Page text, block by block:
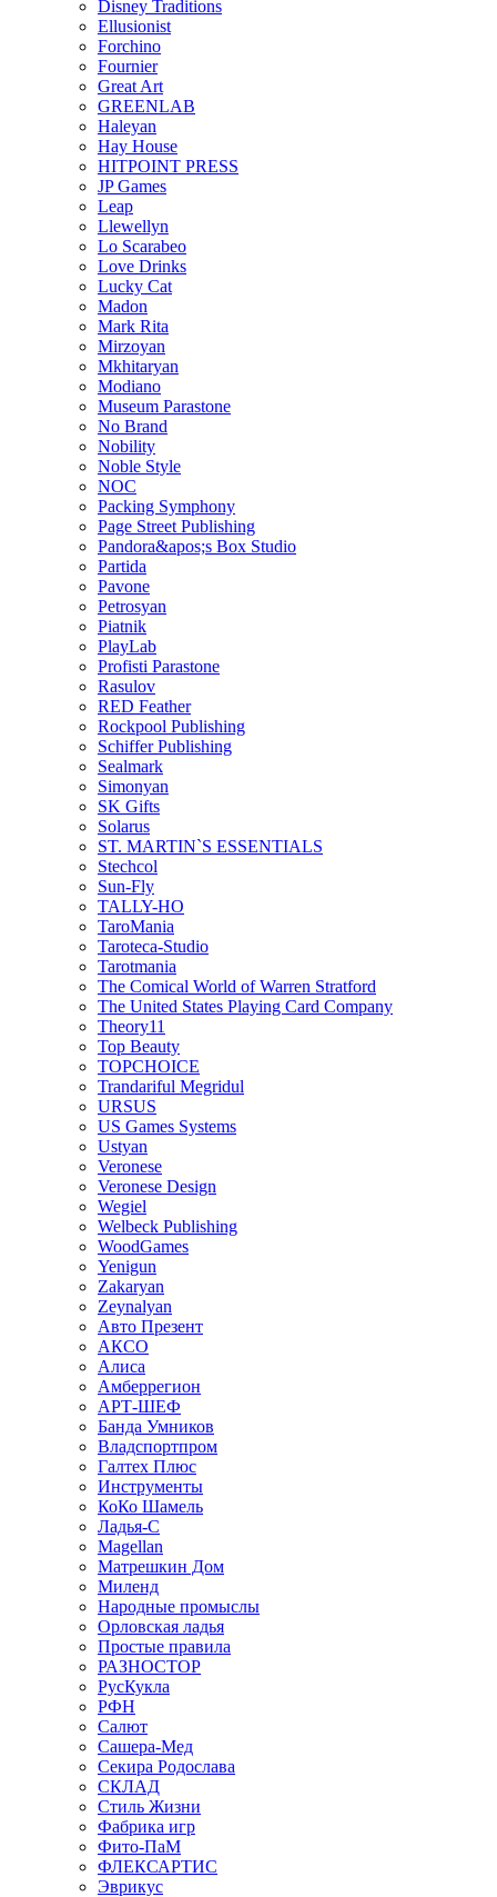
Disney Traditions
Ellusionist
Forchino
Fournier
Great Art
GREENLAB
Haleyan
Hay House
HITPOINT PRESS
JP Games
Leap
Llewellyn
Lo Scarabeo
Love Drinks
Lucky Cat
Madon
Mark Rita
Mirzoyan
Mkhitaryan
Modiano
Museum Parastone
No Brand
Nobility
Noble Style
NOC
Packing Symphony
Page Street Publishing
Pandora&apos;s Box Studio
Partida
Pavone
Petrosyan
Piatnik
PlayLab
Profisti Parastone
Rasulov
RED Feather
Rockpool Publishing
Schiffer Publishing
Sealmark
Simonyan
SK Gifts
Solarus
ST. MARTIN`S ESSENTIALS
Stechcol
Sun-Fly
TALLY-HO
TaroMania
Taroteca-Studio
Tarotmania
The Comical World of Warren Stratford
The United States Playing Card Company
Theory11
Top Beauty
TOPCHOICE
Trandariful Megridul
URSUS
US Games Systems
Ustyan
Veronese
Veronese Design
Wegiel
Welbeck Publishing
WoodGames
Yenigun
Zakaryan
Zeynalyan
Авто Презент
АКСО
Алиса
Амберрегион
АРТ-ШЕФ
Банда Умников
Владспортпром
Галтех Плюс
Инструменты
КоКо Шамель
Ладья-С
Мagellan
Матрешкин Дом
Миленд
Народные промыслы
Орловская ладья
Простые правила
РАЗНОСТОР
РусКукла
РФН
Салют
Сашера-Мед
Секира Родослава
СКЛАД
Стиль Жизни
Фабрика игр
Фито-ПаМ
ФЛЕКСАРТИС
Эврикус